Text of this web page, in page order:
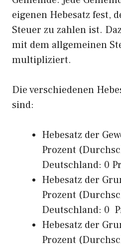
eigenen Hebesatz fest,
Steuer zu zahlen ist.
mit dem allgemeinen
multipliziert.
Die verschiedenen
sind:
Hebesatz der
Prozent
Deutschland: 0
Hebesatz der
Prozent
Deutschland: 0
Hebesatz der
Prozent